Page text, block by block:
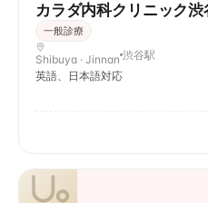
カラダ内科クリニック渋
一般診療
Shibuya · Jinnan 渋谷駅
英語、日本語対応